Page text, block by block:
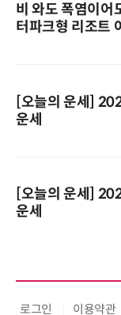
비 와도 폭염이어
터파크형 리조트
[오늘의 운세]
운세
[오늘의 운세]
운세
로그인 이용약관